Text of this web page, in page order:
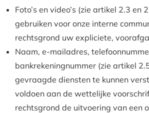
Foto’s en video’s (zie artikel 2.3 en
gebruiken voor onze interne
rechtsgrond uw expliciete,
Naam, e-mailadres,
bankrekeningnummer (zie artikel
gevraagde diensten te kunnen
voldoen aan de wettelijke
rechtsgrond de uitvoering van een